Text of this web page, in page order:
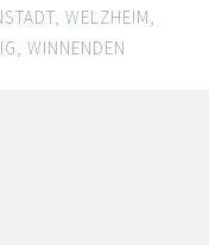
, WELZHEIM,
, WINNENDEN